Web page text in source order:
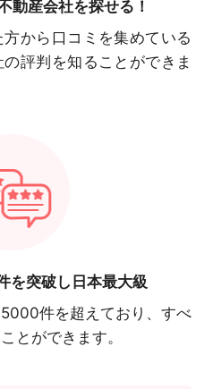
動産会社を探せる！
から口コミを集めている
評判を知ることができま
を突破し日本最大級
件を超えており、すべ
とができます。